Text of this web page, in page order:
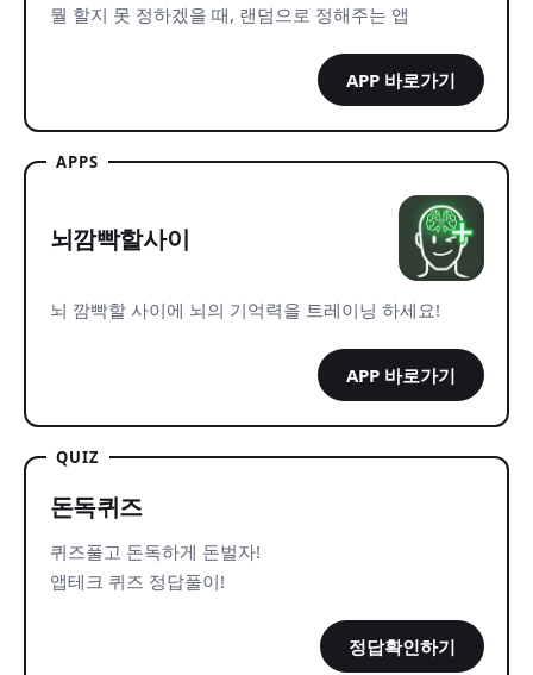
뭘 할지 못 정하겠을 때, 랜덤으로 정해주는 앱
APP 바로가기
APPS
뇌깜빡할사이
뇌 깜빡할 사이에 뇌의 기억력을 트레이닝 하세요!
APP 바로가기
QUIZ
돈독퀴즈
퀴즈풀고 돈독하게 돈벌자!
앱테크 퀴즈 정답풀이!
정답확인하기